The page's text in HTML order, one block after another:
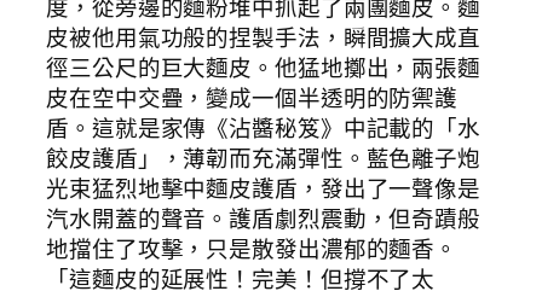
度，從旁邊的麵粉堆中抓起了兩團麵皮。麵
皮被他用氣功般的捏製手法，瞬間擴大成直
徑三公尺的巨大麵皮。他猛地擲出，兩張麵
皮在空中交疊，變成一個半透明的防禦護
盾。這就是家傳《沾醬秘笈》中記載的「水
餃皮護盾」，薄韌而充滿彈性。藍色離子炮
光束猛烈地擊中麵皮護盾，發出了一聲像是
汽水開蓋的聲音。護盾劇烈震動，但奇蹟般
地擋住了攻擊，只是散發出濃郁的麵香。
「這麵皮的延展性！完美！但撐不了太